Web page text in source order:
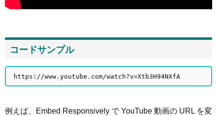
コードサンプル
https://www.youtube.com/watch?v=Xtb3H94NXfA
例えば、Embed Responsively で YouTube 動画の URL を変